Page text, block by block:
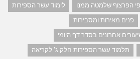
הפרצוף שלמטה ממנו
לימוד עשר הספירות
פנים מאירות ומסבירות
אחרונים בסדר דף היומי
תלמוד עשר הספירות חלק ג' לקריאה